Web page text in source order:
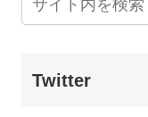
Twitter